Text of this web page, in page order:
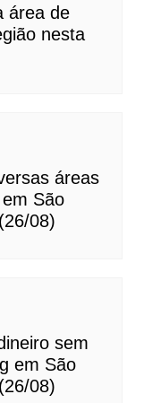
área de
nesta
áreas
São
08)
sem
em São
08)